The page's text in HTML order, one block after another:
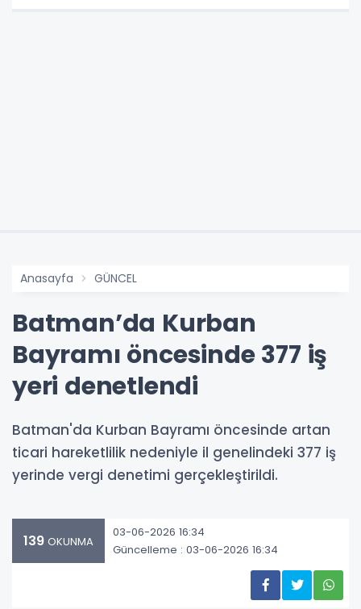
Anasayfa GÜNCEL
Batman’da Kurban
Bayramı öncesinde 377 iş
yeri denetlendi
Batman'da Kurban Bayramı öncesinde artan
ticari hareketlilik nedeniyle il genelindeki 377 iş
yerinde vergi denetimi gerçekleştirildi.
139 OKUNMA
03-06-2026 16:34
Güncelleme : 03-06-2026 16:34